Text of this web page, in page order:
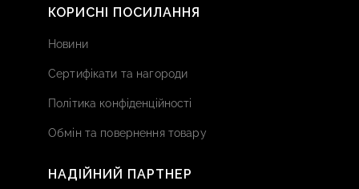
КОРИСНІ ПОСИЛАННЯ
Новини
Сертифікати та нагороди
Політика конфіденційності
Обмін та повернення товару
НАДІЙНИЙ ПАРТНЕР